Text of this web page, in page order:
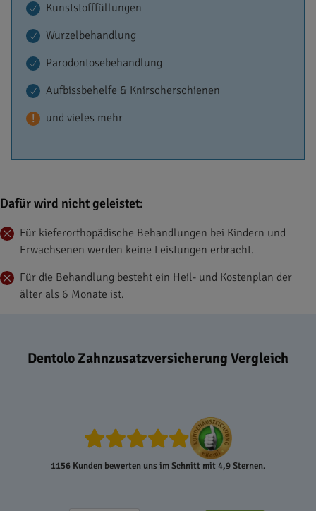
Kunststofffüllungen
Wurzelbehandlung
Parodontosebehandlung
Aufbissbehelfe & Knirscherschienen
und vieles mehr
Dafür wird nicht geleistet:
Für kieferorthopädische Behandlungen bei Kindern und
Erwachsenen werden keine Leistungen erbracht.
Für die Behandlung besteht ein Heil- und Kostenplan der
älter als 6 Monate ist.
Dentolo Zahnzusatzversicherung Vergleich
1156 Kunden bewerten uns im Schnitt mit 4,9 Sternen.